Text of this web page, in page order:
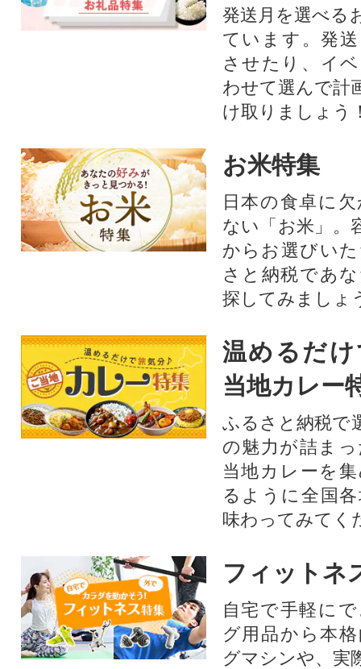
発送月を選べる
ています。発
させたり、イ
わせて選んで計
け取りましょう
お米特集
日本の食卓に
ない「お米」。
からお選びい
さと納税であ
探してみましょ
温めるだ
当地カレー
ふるさと納税で
の魅力が詰ま
当地カレーを
るように全国
味わってみてく
フィットネ
自宅で手軽に
グ用品から本
グマシンや、実